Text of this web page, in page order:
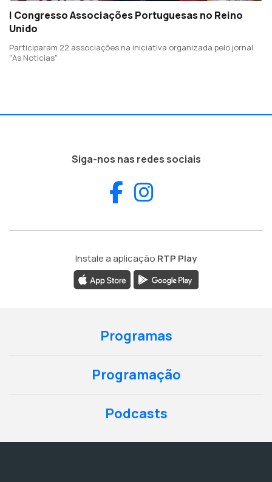
I Congresso Associações Portuguesas no Reino
Unido
Participaram 22 associações na iniciativa organizada pelo jornal
"As Noticias"
Siga-nos nas redes sociais
Facebook
Instale a aplicação RTP Play
Programas
Programação
Podcasts